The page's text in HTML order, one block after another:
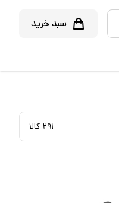
سبد خرید
۲۹۱ کالا